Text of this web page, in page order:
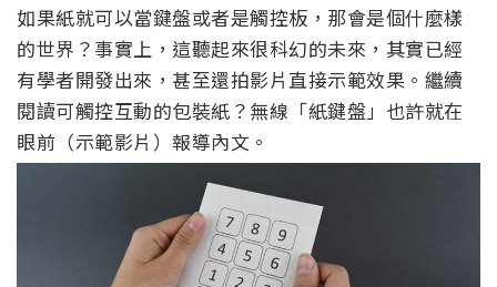
如果紙就可以當鍵盤或者是觸控板，那會是個什麼樣
的世界？事實上，這聽起來很科幻的未來，其實已經
有學者開發出來，甚至還拍影片直接示範效果。繼續
閱讀可觸控互動的包裝紙？無線「紙鍵盤」也許就在
眼前（示範影片）報導內文。